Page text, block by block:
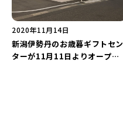
2020年11月14日
新潟伊勢丹のお歳暮ギフトセン
ターが11月11日よりオープ